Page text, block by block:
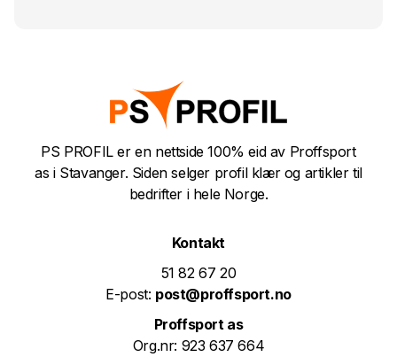
PS PROFIL er en nettside 100% eid av Proffsport
as i Stavanger. Siden selger profil klær og artikler til
bedrifter i hele Norge.
Kontakt
51 82 67 20
E-post: post@proffsport.no
Proffsport as
Org.nr: 923 637 664